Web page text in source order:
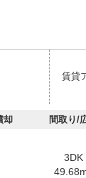
賃貸
却 間取り/
3DK